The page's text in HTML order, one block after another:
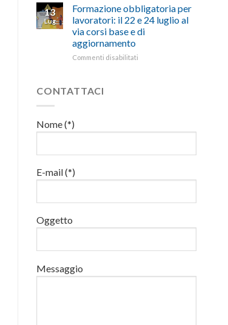
sul
lavoro,
il
22
15
luglio
corso
di
13
Lug
Formazione obbligatoria per
lavoratori: il 22 e 24 luglio al
via corsi base e di
aggiornamento
Commenti disabilitati
corsi
e
CONTATTACI
Nome (*)
E-mail (*)
Oggetto
Messaggio